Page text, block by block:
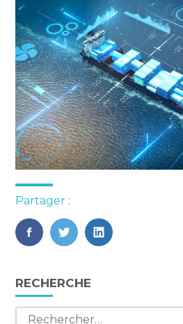
Partager :
FaceBook
TwitterLinkedIn
Blog
sidebar
RECHERCHE
Rechercher :